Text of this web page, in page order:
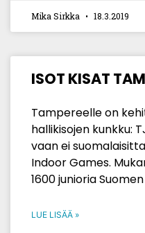
Mika Sirkka 18.3.2019
ISOT KISAT
Tampereelle on
hallikisojen kunkku:
vaan ei
Indoor Games.
1600 junioria
LUE LISÄÄ »